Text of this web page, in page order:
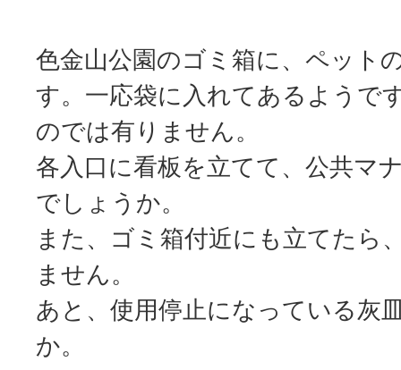
色金山公園のゴミ箱に、ペット
す。一応袋に入れてあるようで
のでは有りません。
各入口に看板を立てて、公共マ
でしょうか。
また、ゴミ箱付近にも立てたら
ません。
あと、使用停止になっている灰
か。